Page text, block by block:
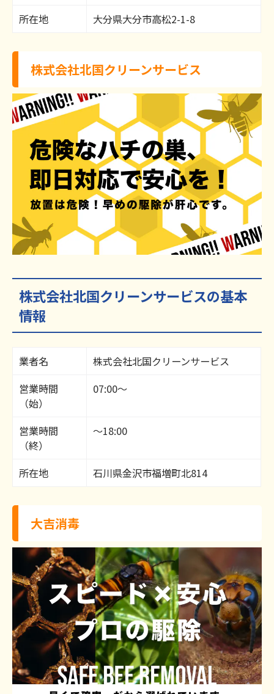
所在地 大分県大分市高松2-1-8
株式会社北国クリーンサービス
株式会社北国クリーンサービスの基本
情報
業者名
株式会社北国クリーンサービス
営業時間
（始）
07:00～
営業時間
（終）
～18:00
所在地 石川県金沢市福増町北814
大吉消毒